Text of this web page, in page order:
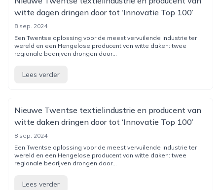
witte dagen dringen door tot ‘Innovatie Top 100’
8 sep. 2024
Een Twentse oplossing voor de meest vervuilende industrie ter
wereld en een Hengelose producent van witte daken: twee
regionale bedrijven drongen door...
Lees verder
Nieuwe Twentse textielindustrie en producent van
witte daken dringen door tot ‘Innovatie Top 100’
8 sep. 2024
Een Twentse oplossing voor de meest vervuilende industrie ter
wereld en een Hengelose producent van witte daken: twee
regionale bedrijven drongen door...
Lees verder